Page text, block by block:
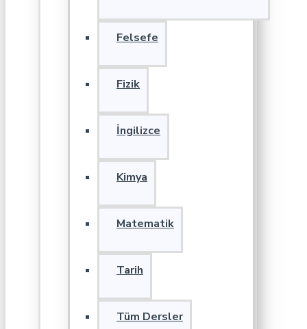
Felsefe
Fizik
İngilizce
Kimya
Matematik
Tarih
Tüm Dersler